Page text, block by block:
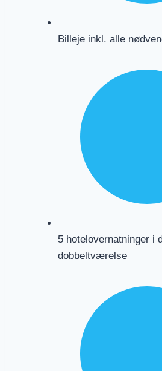
Billeje inkl. alle
5 hotelovernatninger i
dobbeltværelse